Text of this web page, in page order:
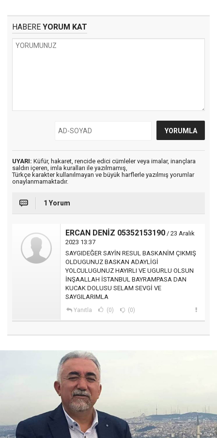
HABERE YORUM KAT
UYARI: Küfür, hakaret, rencide edici cümleler veya imalar, inançlara
saldırı içeren, imla kuralları ile yazılmamış,
Türkçe karakter kullanılmayan ve büyük harflerle yazılmış yorumlar
onaylanmamaktadır.
1 Yorum
ERCAN DENİZ 05352153190 / 23 Aralık
2023 13:37
SAYGIDEĞER SAYİN RESUL BASKANİM ÇIKMIŞ
OLDUGUNUZ BASKAN ADAYLİGİ
YOLCULUGUNUZ HAYIRLI VE UGURLU OLSUN
İNŞAALLAH İSTANBUL BAYRAMPASA DAN
KUCAK DOLUSU SELAM SEVGİ VE
SAYGILARIMLA
Yanıtla (0) (0)